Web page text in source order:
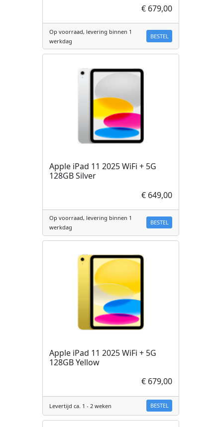
€ 679,00
Op voorraad, levering binnen 1
werkdag
BESTEL
Apple iPad 11 2025 WiFi + 5G
128GB Silver
€ 649,00
Op voorraad, levering binnen 1
werkdag
BESTEL
Apple iPad 11 2025 WiFi + 5G
128GB Yellow
€ 679,00
Levertijd ca. 1 - 2 weken BESTEL